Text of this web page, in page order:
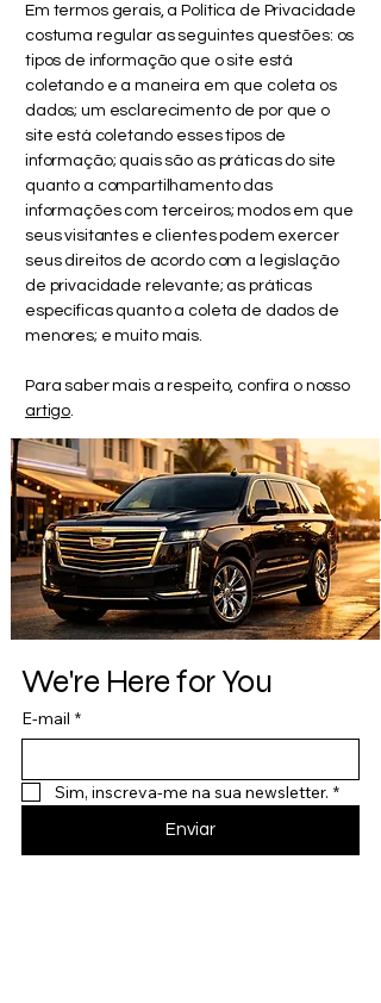
Em termos gerais, a Política de Privacidade
costuma regular as seguintes questões: os
tipos de informação que o site está
coletando e a maneira em que coleta os
dados; um esclarecimento de por que o
site está coletando esses tipos de
informação; quais são as práticas do site
quanto a compartilhamento das
informações com terceiros; modos em que
seus visitantes e clientes podem exercer
seus direitos de acordo com a legislação
de privacidade relevante; as práticas
específicas quanto a coleta de dados de
menores; e muito mais.
Para saber mais a respeito, confira o nosso
artigo.
We're Here for You
E-mail *
Sim, inscreva-me na sua newsletter. *
Enviar